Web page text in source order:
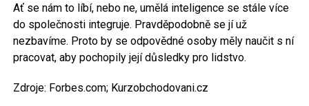
Ať se nám to líbí, nebo ne, umělá inteligence se stále více
do společnosti integruje. Pravděpodobně se jí už
nezbavíme. Proto by se odpovědné osoby měly naučit s ní
pracovat, aby pochopily její důsledky pro lidstvo.
Zdroje: Forbes.com; Kurzobchodovani.cz